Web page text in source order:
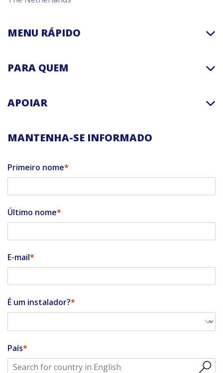
MENU RÁPIDO
PARA QUEM
APOIAR
MANTENHA-SE INFORMADO
Primeiro nome
Último nome
E-mail
É um instalador?
País